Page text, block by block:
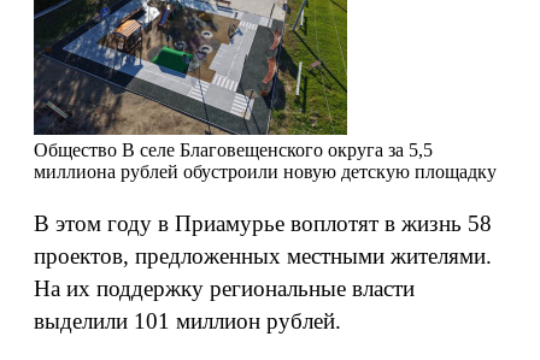
Общество В селе Благовещенского округа за 5,5
миллиона рублей обустроили новую детскую площадку
В этом году в Приамурье воплотят в жизнь 58
проектов, предложенных местными жителями.
На их поддержку региональные власти
выделили 101 миллион рублей.